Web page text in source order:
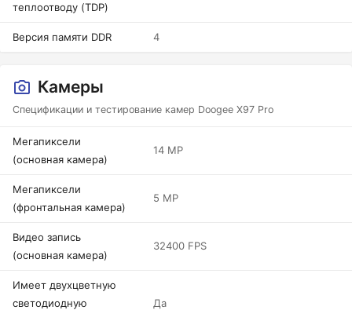
теплоотводу (TDP)
Версия памяти DDR 4
Камеры
Спецификации и тестирование камер Doogee X97 Pro
Мегапиксели
(основная камера)
14 MP
Мегапиксели
(фронтальная камера)
5 MP
Видео запись
(основная камера)
32400 FPS
Имеет двухцветную
светодиодную
Да